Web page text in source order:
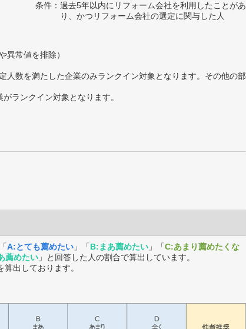
条件：過去5年以内にリフォーム会社を利用したことがあ
り、かつリフォーム会社の選定に関与した人
常値を排除）
数を満たした企業のみランクイン対象となります。その他の部
ランクイン対象となります。
A:とても薦めたい 」「B:まあ薦めたい 」「C:あまり薦めたくな
薦めたい 」と回答した人の割合で算出しています。
出しております。